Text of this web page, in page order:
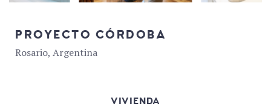
PROYECTO CÓRDOBA
Rosario, Argentina
VIVIENDA